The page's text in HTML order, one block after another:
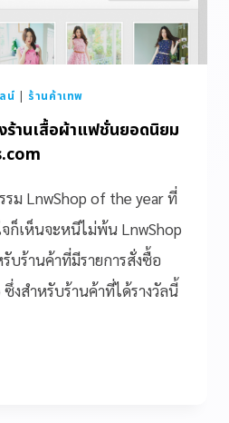
น์ | ร้านค้าเทพ
ร้านเสื้อผ้าแฟชั่นยอดนิยม
รม LnwShop of the year ที่
ก็เห็นจะหนีไม่พ้น LnwShop
รับร้านค้าที่มีรายการสั่งซื้อ
งสำหรับร้านค้าที่ได้รางวัลนี้